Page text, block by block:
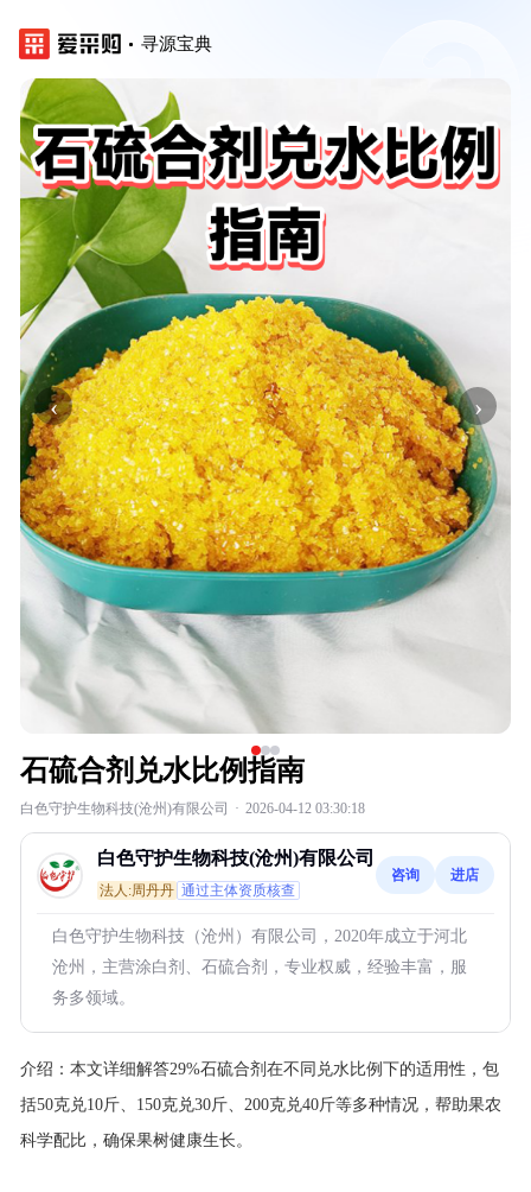
寻源宝典
‹ ›
石硫合剂兑水比例指南
白色守护生物科技(沧州)有限公司 · 2026-04-12 03:30:18
白色守护生物科技(沧州)有限公司
法人:周丹丹 通过主体资质核查
咨询 进店
白色守护生物科技（沧州）有限公司，2020年成立于河北
沧州，主营涂白剂、石硫合剂，专业权威，经验丰富，服
务多领域。
介绍： 本文详细解答29%石硫合剂在不同兑水比例下的适用性，包
括50克兑10斤、150克兑30斤、200克兑40斤等多种情况，帮助果农
科学配比，确保果树健康生长。